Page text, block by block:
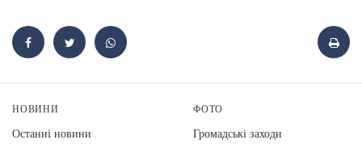
НОВИНИ
Останні новини
ФОТО
Громадські заходи